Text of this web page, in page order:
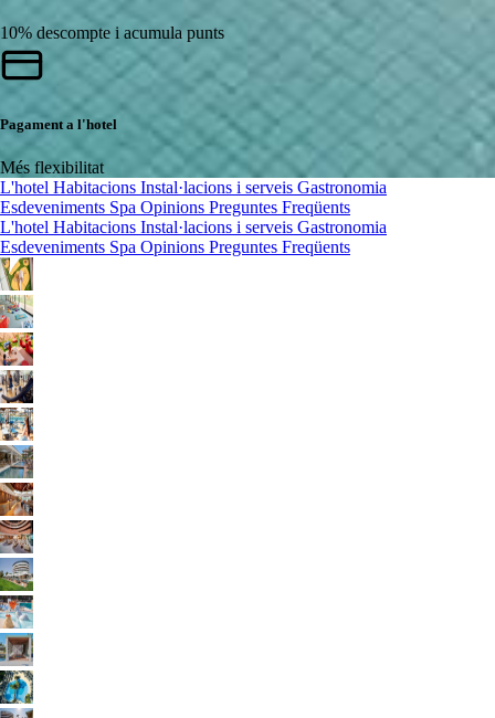
10% descompte i acumula punts
Pagament a l'hotel
Més flexibilitat
L'hotel Habitacions Instal·lacions i serveis Gastronomia
Esdeveniments Spa Opinions Preguntes Freqüents
L'hotel Habitacions Instal·lacions i serveis Gastronomia
Esdeveniments Spa Opinions Preguntes Freqüents